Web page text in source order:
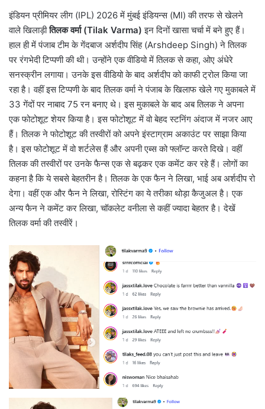
इंडियन प्रीमियर लीग (IPL) 2026 में मुंबई इंडियन्स (MI) की तरफ से खेलने
वाले खिलाड़ीतिलक वर्मा (Tilak Varma)इन दिनों खासा चर्चा में बने हुए हैं।
हाल ही में पंजाब टीम के गेंदबाज अर्शदीप सिंह (Arshdeep Singh) ने तिलक
पर रंगभेदी टिप्पणी की थी। उन्होंने एक वीडियो में तिलक से कहा, ओए अंधेरे
सनस्क्रीन लगाया। उनके इस वीडियो के बाद अर्शदीप को काफी ट्रोल किया जा
रहा है। वहीं इस टिप्पणी के बाद तिलक वर्मा ने पंजाब के खिलाफ खेले गए मुकाबले में
33 गेंदों पर नाबाद 75 रन बनाए थे। इस मुकाबले के बाद अब तिलक ने अपना
एक फोटोशूट शेयर किया है। इस फोटोशूट में वो बेहद स्टनिंग अंदाज में नजर आए
हैं। तिलक ने फोटोशूट की तस्वीरों को अपने इंस्टाग्राम अकाउंट पर साझा किया
है। इस फोटोशूट में वो शर्टलेस हैं और अपनी एब्स को फ्लॉन्ट करते दिखे। वहीं
तिलक की तस्वीरों पर उनके फैन्स एक से बढ़कर एक कमेंट कर रहे हैं। लोगों का
कहना है कि ये सबसे बेहतरीन है। तिलक के एक फैन ने लिखा, भाई अब अर्शदीप रो
देगा। वहीं एक और फैन ने लिखा, रोस्टिंग का ये तरीका थोड़ा कैजुअल है। एक
अन्य फैन ने कमेंट कर लिखा, चॉकलेट वनीला से कहीं ज्यादा बेहतर है। देखें
तिलक वर्मा की तस्वीरें।